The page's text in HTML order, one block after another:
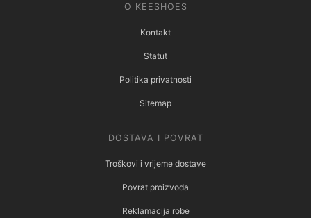
O KEESHOES
Kontakt
Statut
Politika privatnosti
Sitemap
DOSTAVA I POVRAT
Troškovi i vrijeme dostave
Povrat proizvoda
Reklamacija robe